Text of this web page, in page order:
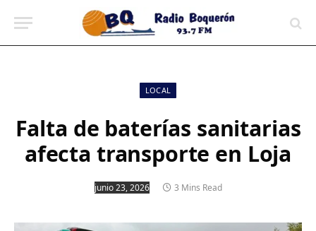
LOCAL
Falta de baterías sanitarias
afecta transporte en Loja
junio 23, 2026 3 Mins Read